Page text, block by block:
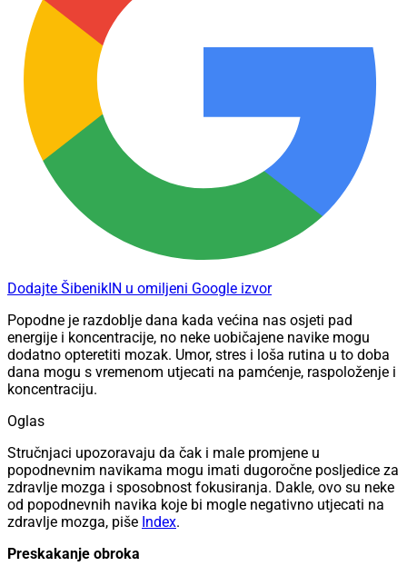
Dodajte ŠibenikIN u omiljeni Google izvor
Popodne je razdoblje dana kada većina nas osjeti pad
energije i koncentracije, no neke uobičajene navike mogu
dodatno opteretiti mozak. Umor, stres i loša rutina u to doba
dana mogu s vremenom utjecati na pamćenje, raspoloženje i
koncentraciju.
Oglas
Stručnjaci upozoravaju da čak i male promjene u
popodnevnim navikama mogu imati dugoročne posljedice za
zdravlje mozga i sposobnost fokusiranja. Dakle, ovo su neke
od popodnevnih navika koje bi mogle negativno utjecati na
zdravlje mozga, piše Index.
Preskakanje obroka